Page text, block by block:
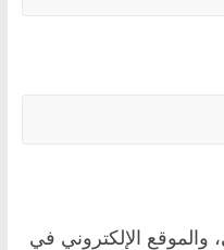
والموقع الإلكتروني في